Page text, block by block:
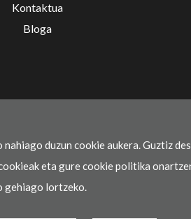
Kontaktua
Bloga
duzun cookie aukera. Guztiz
eta gure cookie politika
gehiago lortzeko.